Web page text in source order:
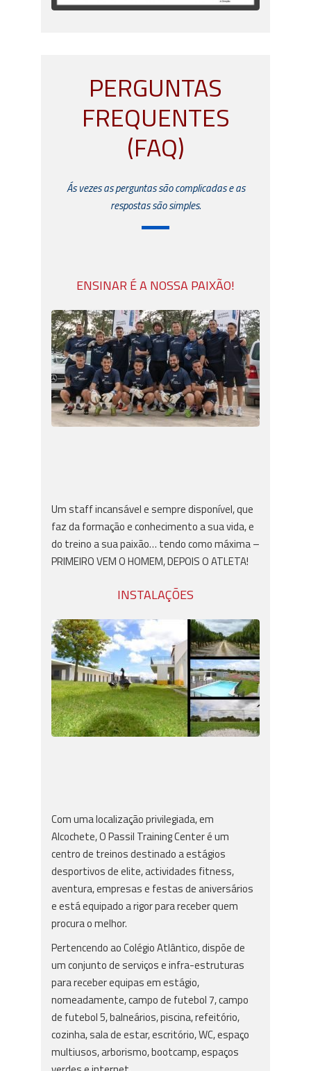
PERGUNTAS
FREQUENTES
(FAQ)
Ás vezes as perguntas são complicadas e as
respostas são simples.
ENSINAR É A NOSSA PAIXÃO!
Um staff incansável e sempre disponível, que
faz da formação e conhecimento a sua vida, e
do treino a sua paixão… tendo como máxima –
PRIMEIRO VEM O HOMEM, DEPOIS O ATLETA!
INSTALAÇÕES
Com uma localização privilegiada, em
Alcochete, O Passil Training Center é um
centro de treinos destinado a estágios
desportivos de elite, actividades fitness,
aventura, empresas e festas de aniversários
eestá equipado a rigor para receber quem
procura o melhor.
Pertencendo ao Colégio Atlântico, dispõe de
um conjunto de serviços e infra-estruturas
para receber equipas em estágio,
nomeadamente, campo de futebol 7, campo
de futebol 5, balneários, piscina, refeitório,
cozinha, sala de estar, escritório, WC, espaço
multiusos, arborismo, bootcamp, espaços